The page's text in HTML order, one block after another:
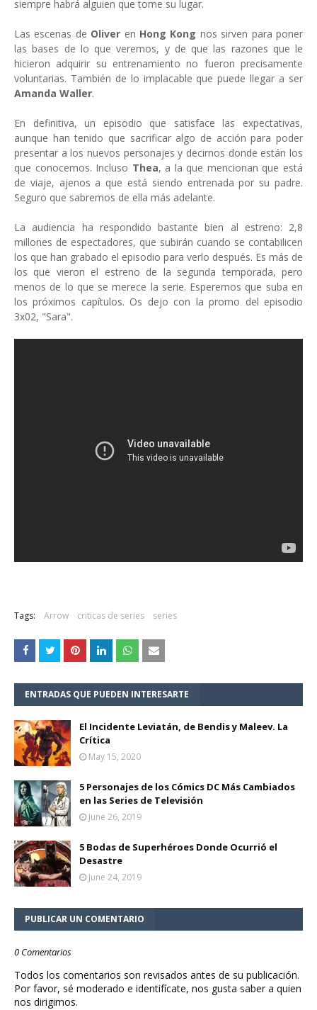
siempre habrá alguien que tome su lugar.
Las escenas de Oliver en Hong Kong nos sirven para poner
las bases de lo que veremos, y de que las razones que le
hicieron adquirir su entrenamiento no fueron precisamente
voluntarias. También de lo implacable que puede llegar a ser
Amanda Waller.
En definitiva, un episodio que satisface las expectativas,
aunque han tenido que sacrificar algo de acción para poder
presentar a los nuevos personajes y decirnos donde están los
que conocemos. Incluso Thea, a la que mencionan que está
de viaje, ajenos a que está siendo entrenada por su padre.
Seguro que sabremos de ella más adelante.
La audiencia ha respondido bastante bien al estreno: 2,8
millones de espectadores, que subirán cuando se contabilicen
los que han grabado el episodio para verlo después. Es más de
los que vieron el estreno de la segunda temporada, pero
menos de lo que se merece la serie. Esperemos que suba en
los próximos capítulos. Os dejo con la promo del episodio
3x02, "Sara".
Tags: Arrow criticas de series series
ENTRADAS QUE PUEDEN INTERESARTE
El Incidente Leviatán, de Bendis y Maleev. La
Crítica
May 15, 2020
5 Personajes de los Cómics DC Más Cambiados
en las Series de Televisión
June 26, 2019
5 Bodas de Superhéroes Donde Ocurrió el
Desastre
June 24, 2019
PUBLICAR UN COMENTARIO
0 Comentarios
Todos los comentarios son revisados antes de su publicación.
Por favor, sé moderado e identifícate, nos gusta saber a quien
nos dirigimos.